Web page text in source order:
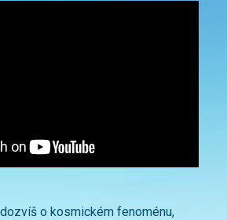
o kosmickém fenoménu,